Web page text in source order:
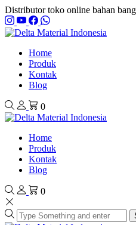
Distributor toko online bahan
Home
Produk
Kontak
Blog
0
Home
Produk
Kontak
Blog
0